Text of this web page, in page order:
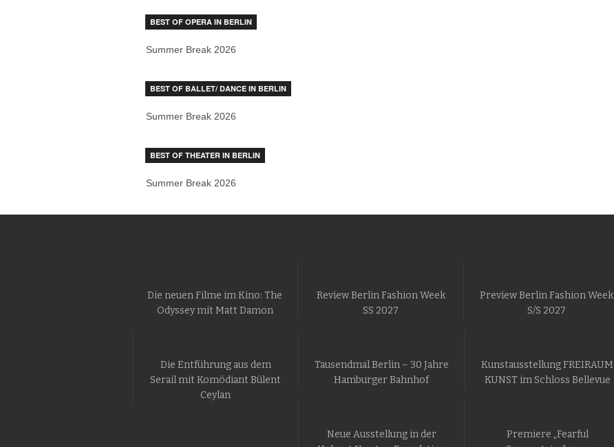
BEST OF OPERA IN BERLIN
Summer Break 2026
BEST OF BALLET/ DANCE IN BERLIN
Summer Break 2026
BEST OF THEATER IN BERLIN
Summer Break 2026
Die neuen Filme im Kino: The
Odyssey mit Matt Damon
Review Berlin Fashion Week
SS 2027
Preview Berlin Fashion Week
S/S 2027
Die Entführung aus dem
Serail mit Komödiant Bülent
Ceylan
Tausendmal Berlin – 30 Jahre
Hamburger Bahnhof
Kunstausstellung FREIRAUM
KUNST im Schloss Bellevue
Neue Ausstellung in der
Premiere „Fearful